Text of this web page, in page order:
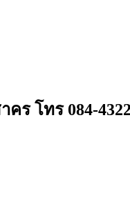
ร โทร 084-